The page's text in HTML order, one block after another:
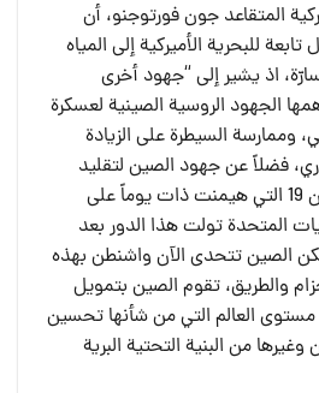
المتقاعد جون فورتوجنو، أن
للبحرية الأميركية إلى المياه
اذ يشير إلى “جهود أخرى
الجهود الروسية الصينية لعسكرة
وممارسة السيطرة على الزيادة
فضلاً عن جهود الصين لتقليد
بريطانيا العظمى في القرن 19 التي هيمنت ذات يوماً على
المتحدة تولت هذا الدور بعد
لكن الصين تتحدى الآن واشنطن بهذه
والطريق، تقوم الصين بتمويل
مستوى العالم التي من شأنها تحسين
من البنية التحتية البرية